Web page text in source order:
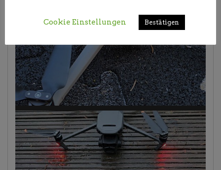
Cookie Einstellungen Bestätigen